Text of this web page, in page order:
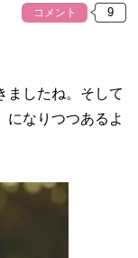
コメント
ましたね。そして
になりつつあるよ